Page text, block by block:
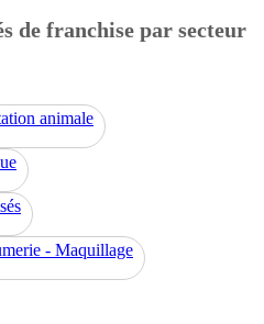
de franchise par secteur
animale
- Maquillage